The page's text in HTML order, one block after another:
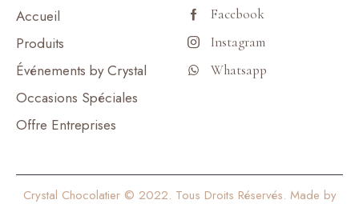
Accueil
Produits
Événements by Crystal
Occasions Spéciales
Offre Entreprises
Facebook
Instagram
Whatsapp
Crystal Chocolatier © 2022. Tous Droits Réservés. Made by